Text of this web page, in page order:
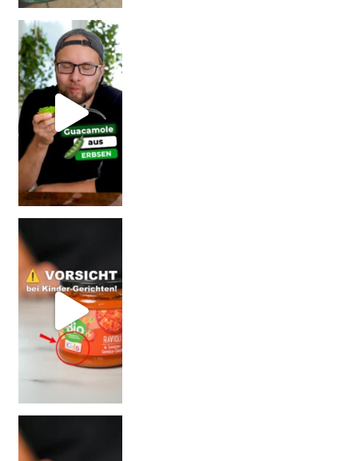
Erb
Vorsicht: Fallt nicht auf Kinder-Gerichte rein!
= BESSER?
Falsch gedacht!
W